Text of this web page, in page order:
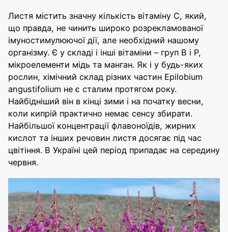
Листя містить значну кількість вітаміну С, який,
що правда, не чинить широко розрекламованої
імуностимулюючої дії, але необхідний нашому
організму. Є у складі і інші вітаміни – груп B і P,
мікроелементи мідь та манган. Як і у будь-яких
рослин, хімічний склад різних частин Epilobium
angustifolium не є сталим протягом року.
Найбідніший він в кінці зими і на початку весни,
коли кипрій практично немає сенсу збирати.
Найбільшої концентрації флавоноїдів, жирних
кислот та інших речовин листя досягає під час
цвітіння. В Україні цей період припадає на середину
червня.